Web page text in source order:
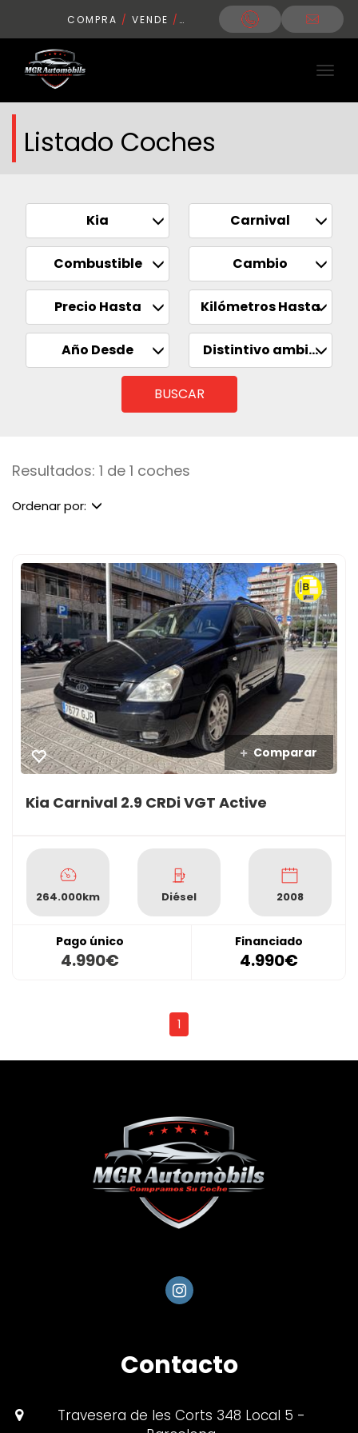
COMPRA / VENDE / CONDUCE
Listado Coches
Kia Carnival
Combustible Cambio
Precio Hasta Kilómetros Hasta
Año Desde Distintivo ambiental
BUSCAR
Resultados: 1 de 1 coches
Ordenar por:
Comparar
Kia Carnival 2.9 CRDi VGT Active
264.000km Diésel 2008
Pago único
4.990€
Financiado
4.990€
1
Contacto
Travesera de les Corts 348 Local 5 -